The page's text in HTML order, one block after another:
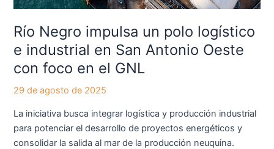
Río Negro impulsa un polo logístico
e industrial en San Antonio Oeste
con foco en el GNL
29 de agosto de 2025
La iniciativa busca integrar logística y producción industrial
para potenciar el desarrollo de proyectos energéticos y
consolidar la salida al mar de la producción neuquina.
San
Antonio
Oeste
con
foco
el
GNL